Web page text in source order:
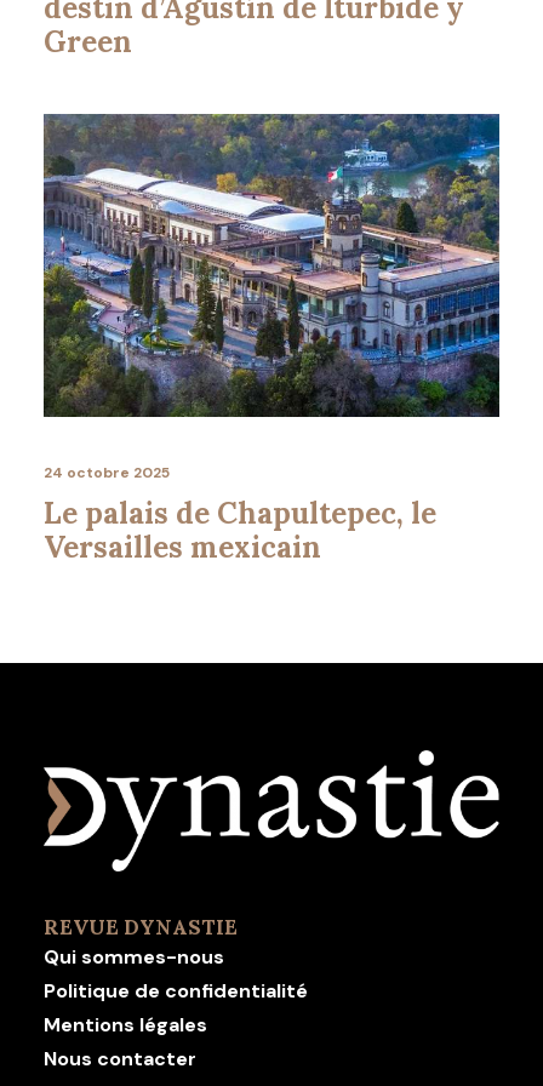
destin d’Agustín de Iturbide y
Green
24 octobre 2025
Le palais de Chapultepec, le
Versailles mexicain
REVUE DYNASTIE
Qui sommes-nous
Politique de confidentialité
Mentions légales
Nous contacter